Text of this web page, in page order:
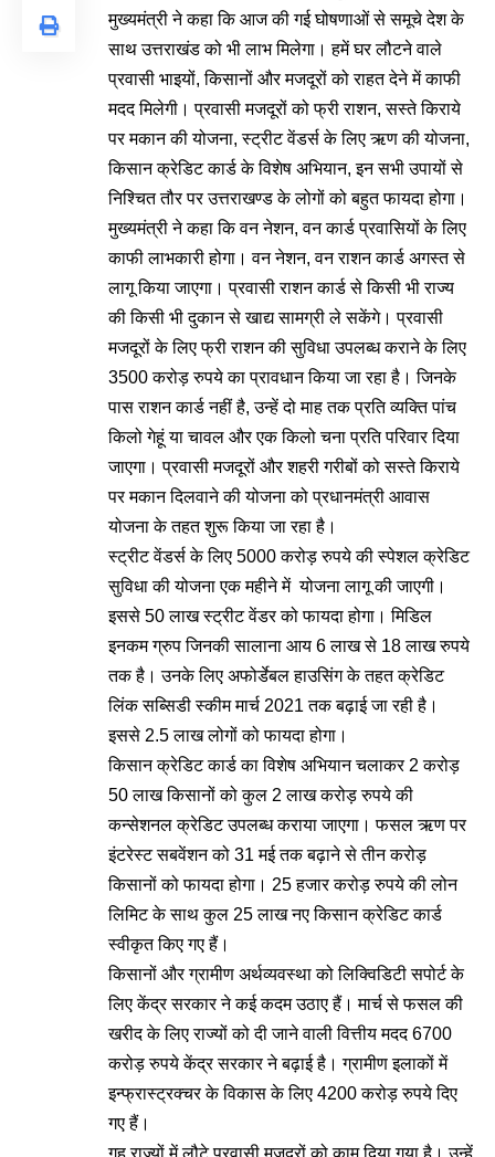
मुख्यमंत्री ने कहा कि आज की गई घोषणाओं से समूचे देश के
साथ उत्तराखंड को भी लाभ मिलेगा। हमें घर लौटने वाले
प्रवासी भाइयों, किसानों और मजदूरों को राहत देने में काफी
मदद मिलेगी। प्रवासी मजदूरों को फ्री राशन, सस्ते किराये
पर मकान की योजना, स्ट्रीट वेंडर्स के लिए ऋण की योजना,
किसान क्रेडिट कार्ड के विशेष अभियान, इन सभी उपायों से
निश्चित तौर पर उत्तराखण्ड के लोगों को बहुत फायदा होगा।
मुख्यमंत्री ने कहा कि वन नेशन, वन कार्ड प्रवासियों के लिए
काफी लाभकारी होगा। वन नेशन, वन राशन कार्ड अगस्त से
लागू किया जाएगा। प्रवासी राशन कार्ड से किसी भी राज्य
की किसी भी दुकान से खाद्य सामग्री ले सकेंगे। प्रवासी
मजदूरों के लिए फ्री राशन की सुविधा उपलब्ध कराने के लिए
3500 करोड़ रुपये का प्रावधान किया जा रहा है। जिनके
पास राशन कार्ड नहीं है, उन्हें दो माह तक प्रति व्यक्ति पांच
किलो गेहूं या चावल और एक किलो चना प्रति परिवार दिया
जाएगा। प्रवासी मजदूरों और शहरी गरीबों को सस्ते किराये
पर मकान दिलवाने की योजना को प्रधानमंत्री आवास
योजना के तहत शुरू किया जा रहा है।
स्ट्रीट वेंडर्स के लिए 5000 करोड़ रुपये की स्पेशल क्रेडिट
सुविधा की योजना एक महीने में योजना लागू की जाएगी।
इससे 50 लाख स्ट्रीट वेंडर को फायदा होगा। मिडिल
इनकम ग्रुप जिनकी सालाना आय 6 लाख से 18 लाख रुपये
तक है। उनके लिए अफोर्डेबल हाउसिंग के तहत क्रेडिट
लिंक सब्सिडी स्कीम मार्च 2021 तक बढ़ाई जा रही है।
इससे 2.5 लाख लोगों को फायदा होगा।
किसान क्रेडिट कार्ड का विशेष अभियान चलाकर 2 करोड़
50 लाख किसानों को कुल 2 लाख करोड़ रुपये की
कन्सेशनल क्रेडिट उपलब्ध कराया जाएगा। फसल ऋण पर
इंटरेस्ट सबवेंशन को 31 मई तक बढ़ाने से तीन करोड़
किसानों को फायदा होगा। 25 हजार करोड़ रुपये की लोन
लिमिट के साथ कुल 25 लाख नए किसान क्रेडिट कार्ड
स्वीकृत किए गए हैं।
किसानों और ग्रामीण अर्थव्यवस्था को लिक्विडिटी सपोर्ट के
लिए केंद्र सरकार ने कई कदम उठाए हैं। मार्च से फसल की
खरीद के लिए राज्यों को दी जाने वाली वित्तीय मदद 6700
करोड़ रुपये केंद्र सरकार ने बढ़ाई है। ग्रामीण इलाकों में
इन्फ्रास्ट्रक्चर के विकास के लिए 4200 करोड़ रुपये दिए
गए हैं।
गृह राज्यों में लौटे प्रवासी मजदूरों को काम दिया गया है। उन्हें